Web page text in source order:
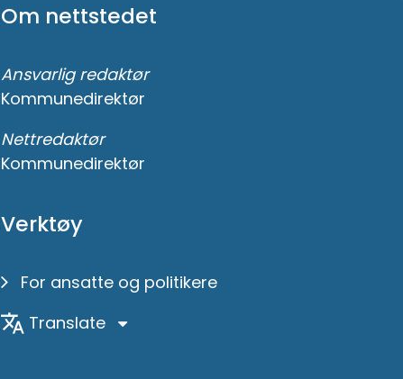
Om nettstedet
Ansvarlig redaktør
Kommunedirektør
Nettredaktør
Kommunedirektør
Verktøy
For ansatte og politikere
Translate